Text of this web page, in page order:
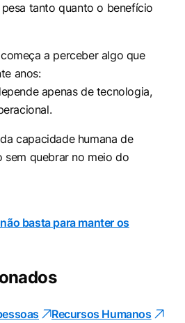
tanto quanto o benefício
a perceber algo que
anos:
apenas de tecnologia,
capacidade humana de
sem quebrar no meio do
basta para manter os
Recursos Humanos